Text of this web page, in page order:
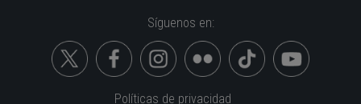
Síguenos en:
Políticas de privacidad